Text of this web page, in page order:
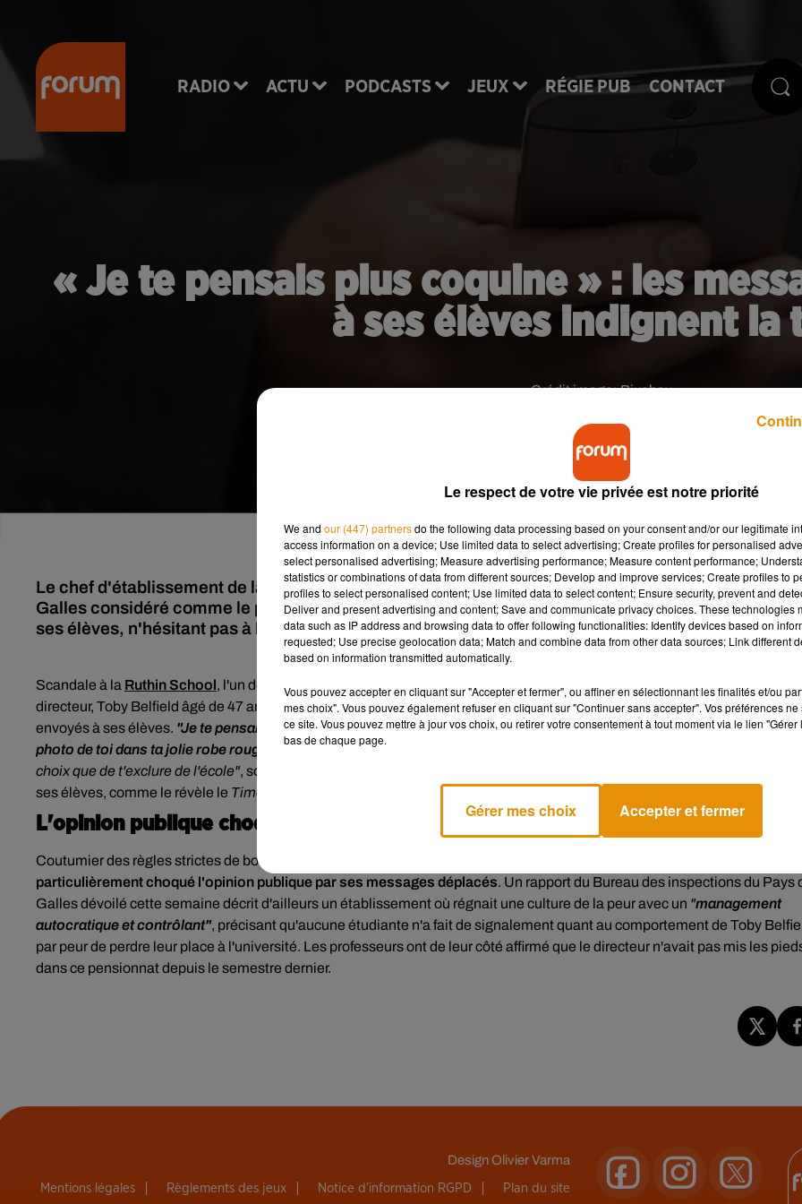
RADIO ACTU PODCASTS JEUX RÉGIE PUB CONTACT
« Je te pensais plus coquine » : les
à ses élèves indignent la
Crédit image:Pixabay
Le chef d'établissement de la Ruthin School, un pensionnat du Denbigshire au nord du Pays de
Galles considéré comme le plus strict de Grande-Bretagne, a envoyé des messages inappropriés
ses élèves, n'hésitant pas à les interroger sur leur vie sexuelle.
Scandale à la Ruthin School, l'un des pensionnats les plus stricts de Grande-Bretagne, situé au nord du Pays de Galles.
directeur, Toby Belfield âgé de 47 ans, vient de faire polémique après la découverte d'une série de SMS compromettants
envoyés à ses élèves. "Je te pensais plus coquine. Tu as toujours été la plus coquine de toutes", "Je n'ai pas reçu de
photo de toi dans ta jolie robe rouge"
, ou encore"Imagine si je trouvais ton nouveau tatouage. Je n'aurais pas d'autres
choix que de t'exclure de l'école", sont quelques exemples de messages écrits pas le chef d'établissement à l'égard de six
ses élèves, comme le révèle le Times
L'opinion publique choquée
Coutumier des règles strictes de bonne conduite et interdisant notamment les relations entre les élèves,
particulièrement choqué l'opinion publique par ses messages déplacés. Un rapport du Bureau des inspections du Pays
Galles dévoilé cette semaine décrit d'ailleurs un établissement où régnait une culture de la peur avec un "management
autocratique et contrôlant", précisant qu'aucune étudiante n'a fait de signalement quant au comportement de Toby
par peur de perdre leur place à l'université. Les professeurs ont de leur côté affirmé que le directeur n'avait pas mis les
dans ce pensionnat depuis le semestre dernier.
DesignOlivier Varma
Mentions légales Règlements des jeux Notice d’information RGPD Plan du site
Le respect de votre vie privée est notre priorité
We and our (447) partnersdo the following data processing based on your consent and/or our legitimate
access information on a device; Use limited data to select advertising; Create profiles for personalised
select personalised advertising; Measure advertising performance; Measure content performance;
statistics or combinations of data from different sources; Develop and improve services; Create profiles to
profiles to select personalised content; Use limited data to select content; Ensure security, prevent and
Deliver and present advertising and content; Save and communicate privacy choices. These technologies
data such as IP address and browsing data to offer following functionalities: Identify devices based on
requested; Use precise geolocation data; Match and combine data from other data sources; Link different
based on information transmitted automatically.
Vous pouvez accepter en cliquant sur "Accepter et fermer", ou affiner en sélectionnant les finalités et/ou
mes choix". Vous pouvez également refuser en cliquant sur "Continuer sans accepter". Vos préférences
ce site. Vous pouvez mettre à jour vos choix, ou retirer votre consentement à tout moment via le lien
bas de chaque page.
Gérer mes choix Accepter et fermer